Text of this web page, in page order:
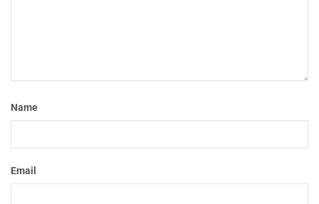
Name
Email